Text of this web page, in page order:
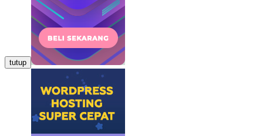
tutup